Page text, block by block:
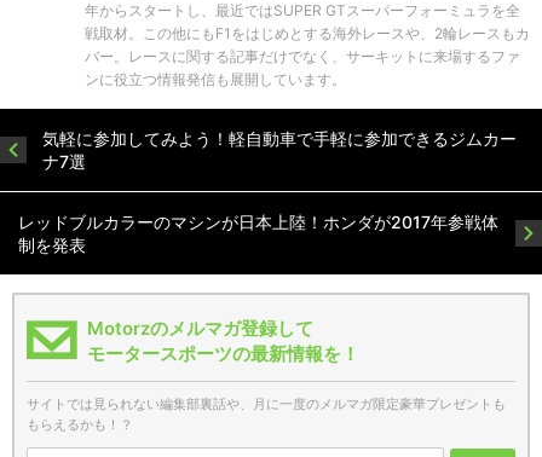
年からスタートし、最近ではSUPER GTスーパーフォーミュラを全
戦取材。この他にもF1をはじめとする海外レースや、2輪レースもカ
バー。レースに関する記事だけでなく、サーキットに来場するファ
ンに役立つ情報発信も展開しています。
気軽に参加してみよう！軽自動車で手軽に参加できるジムカー
ナ7選
レッドブルカラーのマシンが日本上陸！ホンダが2017年参戦体
制を発表
Motorzのメルマガ登録して
モータースポーツの最新情報を！
サイトでは見られない編集部裏話や、月に一度のメルマガ限定豪華プレゼントも
もらえるかも！？